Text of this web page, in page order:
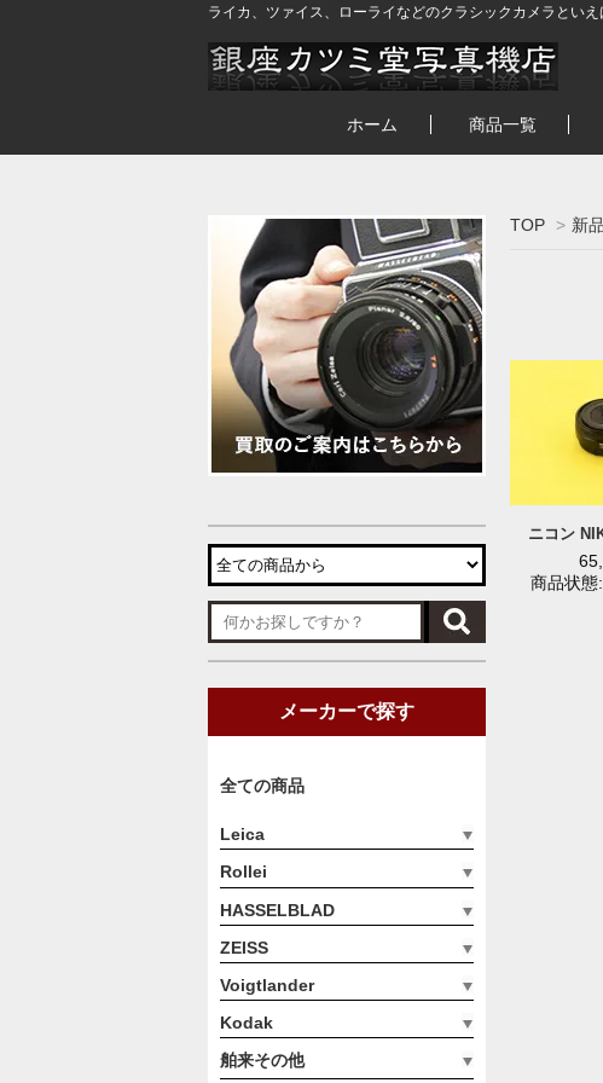
ライカ、ツァイス、ローライなどのクラシックカメラとい
ホーム 商品一覧
メーカーで探す
全ての商品
Leica
Rollei
HASSELBLAD
ZEISS
Voigtlander
Kodak
舶来その他
TOP > 新品
ニコン
商品状態